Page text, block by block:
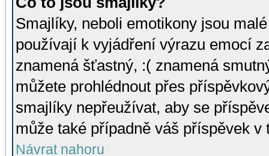
Smajlíky, neboli emotikony jsou
používají k vyjádření výrazu emocí
znamená šťastný, :( znamená
můžete prohlédnout přes
smajlíky nepřeužívat, aby se
může také případně váš příspěvek v
Návrat nahoru